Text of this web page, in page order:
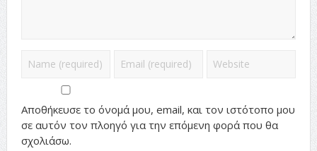
Αποθήκευσε το όνομά μου, email, και τον ιστότοπο μου
σε αυτόν τον πλοηγό για την επόμενη φορά που θα
σχολιάσω.